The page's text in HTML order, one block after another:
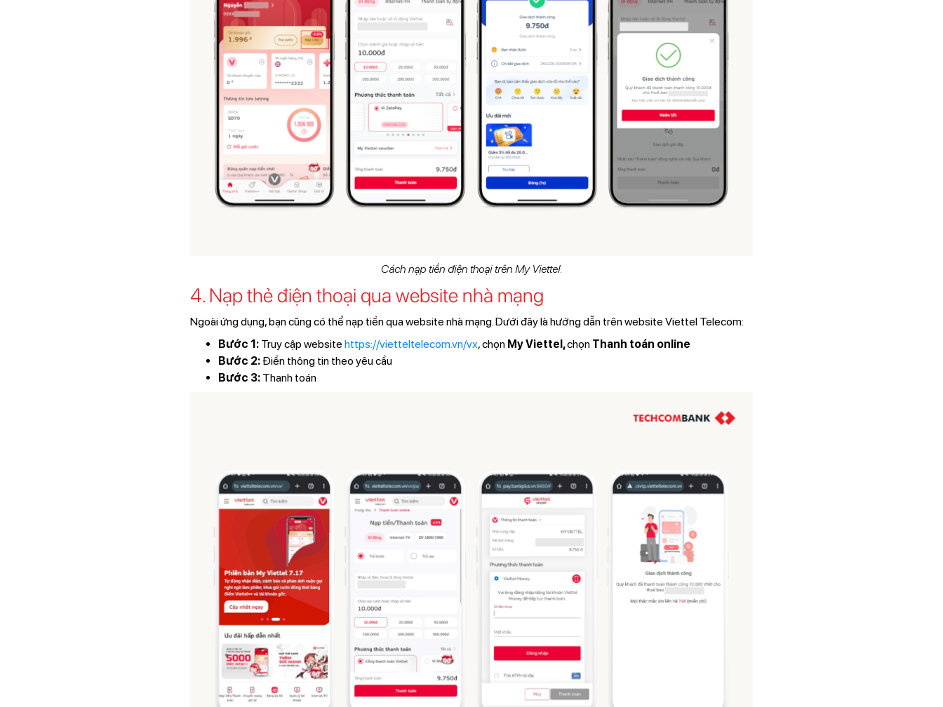
Cách nạp tiền điện thoại trên My Viettel.
4. Nạp thẻ điện thoại qua website nhà mạng
Ngoài ứng dụng, bạn cũng có thể nạp tiền qua website nhà mạng. Dưới đây là hướng dẫn trên website Viettel Telecom:
Bước 1: Truy cập website https://vietteltelecom.vn/vx, chọn My Viettel,chọn Thanh toán online
Bước 2: Điền thông tin theo yêu cầu
Bước 3: Thanh toán